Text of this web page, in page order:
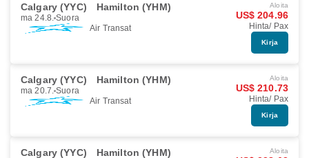
Calgary (YYC) Hamilton (YHM)
ma 24.8. Suora
Air Transat
Aloita
US$ 204.96
Hinta/ Pax
Kirja
Calgary (YYC) Hamilton (YHM)
ma 20.7. Suora
Air Transat
Aloita
US$ 210.73
Hinta/ Pax
Kirja
Calgary (YYC) Hamilton (YHM) Aloita